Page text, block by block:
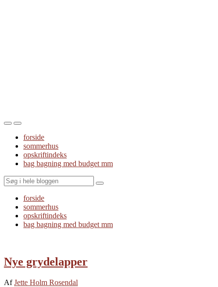
Toggle
mobile
menu
Toggle
the
search
field
forside
sommerhus
opskriftindeks
bag bagning med budget mm
Search
forside
sommerhus
opskriftindeks
bag bagning med budget mm
Nye grydelapper
AfJette Holm Rosendal